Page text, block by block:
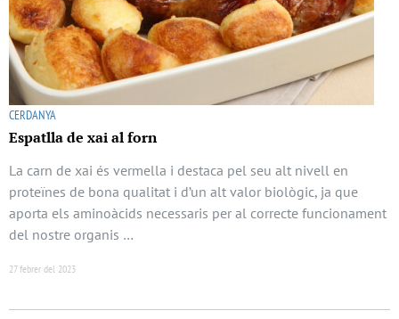
CERDANYA
Espatlla de xai al forn
La carn de xai és vermella i destaca pel seu alt nivell en
proteïnes de bona qualitat i d’un alt valor biològic, ja que
aporta els aminoàcids necessaris per al correcte funcionament
del nostre organis …
27 febrer del 2023